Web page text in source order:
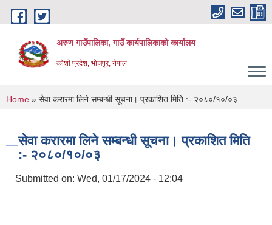
Skip to main content
अरुण गाउँपालिका, गाउँ कार्यपालिकाको कार्यालय
कोशी प्रदेश, भोजपुर, नेपाल
You are here
Home » सेवा करारमा लिने सम्बन्धी सूचना। प्रकाशित मिति :- २०८०/१०/०३
सेवा करारमा लिने सम्बन्धी सूचना। प्रकाशित मिति
:- २०८०/१०/०३
Submitted on: Wed, 01/17/2024 - 12:04